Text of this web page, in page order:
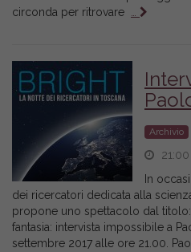
circonda per ritrovare
Archivio
In
dei ricercatori dedicata alla
propone uno spettacolo dal titolo:
fantasia: intervista impossibile a
settembre 2017 alle ore 21.00.